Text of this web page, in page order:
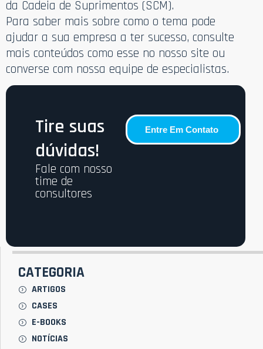
da Cadeia de Suprimentos (SCM).
Para saber mais sobre como o tema pode
ajudar a sua empresa a ter sucesso, consulte
mais conteúdos como esse no nosso site ou
converse com nossa equipe de especialistas.
Tire suas
dúvidas!
Fale com nosso
time de
consultores
Entre Em Contato
CATEGORIA
ARTIGOS
CASES
E-BOOKS
NOTÍCIAS